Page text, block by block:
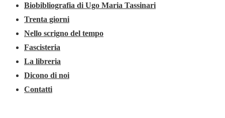
Biobibliografia di Ugo Maria Tassinari
Trenta giorni
Nello scrigno del tempo
Fascisteria
La libreria
Dicono di noi
Contatti